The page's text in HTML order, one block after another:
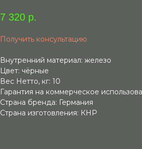
7 320 р.
Получить консультацию
Внутренний материал: железо
Цвет: чёрные
Вес Нетто, кг: 10
Гарантия на коммерческое
Страна бренда: Германия
Страна изготовления: КНР